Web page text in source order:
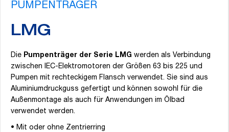
PUMPENTRÄGER
LMG
Die Pumpenträger der Serie LMG werden als Verbindung
zwischen IEC-Elektromotoren der Größen 63 bis 225 und
Pumpen mit rechteckigem Flansch verwendet. Sie sind aus
Aluminiumdruckguss gefertigt und können sowohl für die
Außenmontage als auch für Anwendungen im Ölbad
verwendet werden.
• Mit oder ohne Zentrierring